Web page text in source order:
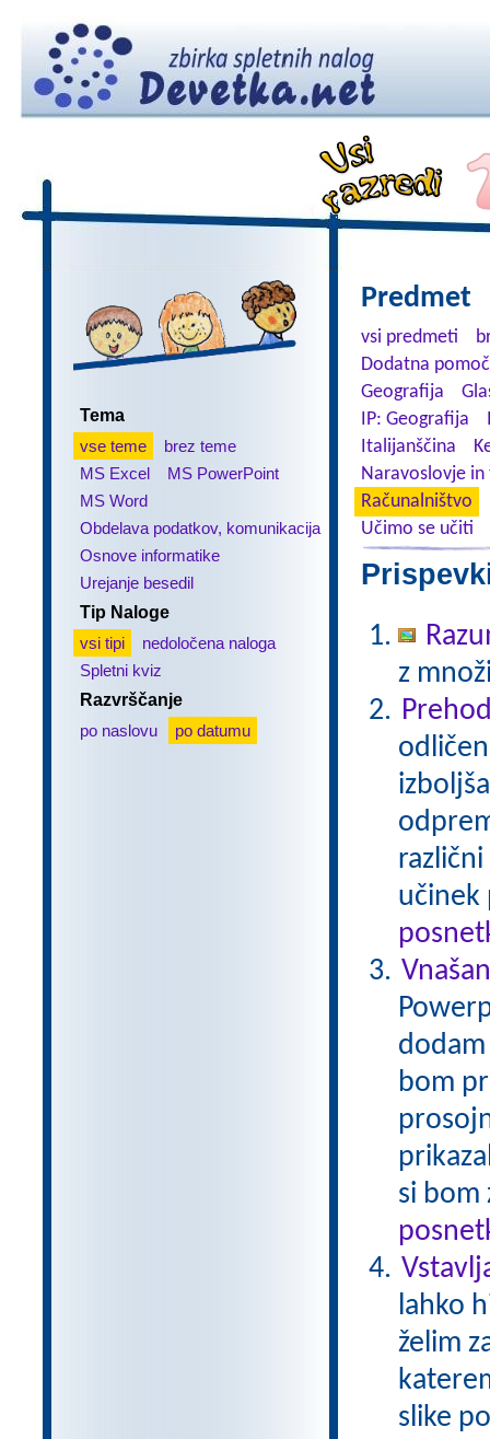
Tema
vse teme
brez teme
MS Excel
MS PowerPoint
MS Word
Obdelava podatkov, komunikacija
Osnove informatike
Urejanje besedil
Tip Naloge
vsi tipi
nedoločena naloga
Spletni kviz
Razvrščanje
po naslovu
po datumu
Predmet
vsi predmeti
Dodatna
Geografija
IP: Geografija
Italijanščina
Naravoslovje in
Računalništvo
Učimo se učiti
z
učinek
bom
si bom
lahko
želim
slike